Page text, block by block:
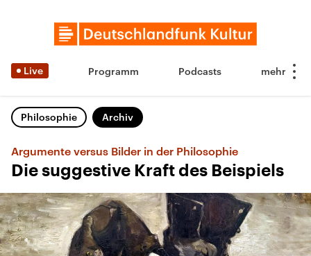
Live Programm Podcasts
Philosophie Archiv
Argumente versus Bilder in der Philosophie
Die suggestive Kraft des Beispiels